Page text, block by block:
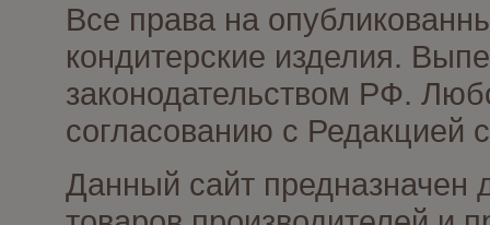
Все права на
кондитерские изделия.
законодательством РФ.
согласованию с Редакцией
Данный сайт предназначен